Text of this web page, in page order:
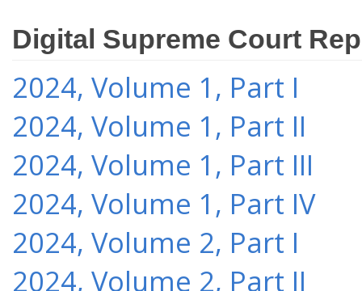
Digital Supreme Court
2024, Volume 1, Part I
2024, Volume 1, Part II
2024, Volume 1, Part III
2024, Volume 1, Part IV
2024, Volume 2, Part I
2024, Volume 2, Part II